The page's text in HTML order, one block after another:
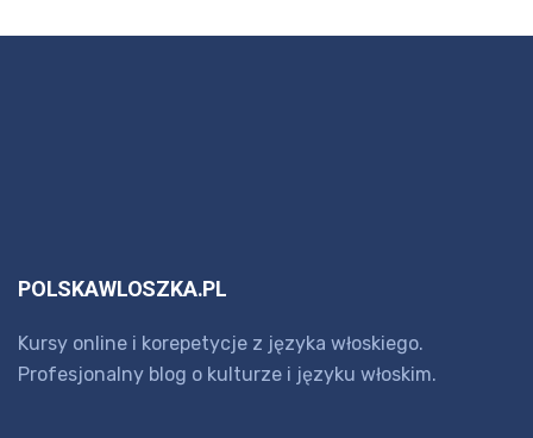
POLSKAWLOSZKA.PL
Kursy online i korepetycje z języka włoskiego.
Profesjonalny blog o kulturze i języku włoskim.